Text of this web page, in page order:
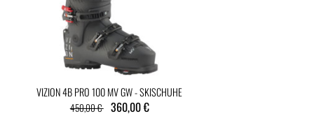
VIZION 4B PRO 100 MV GW - SKISCHUHE
450,00 € 360,00 €